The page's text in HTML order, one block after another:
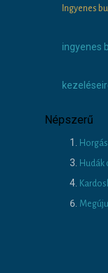
Ingyenes
ingyenes
Népszerű
Hudák